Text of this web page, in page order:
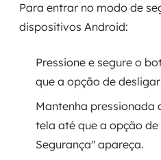
Para entrar no modo de
dispositivos Android:
Pressione e segure o
que a opção de
Mantenha pressionada
tela até que a opção
Segurança" apareça.